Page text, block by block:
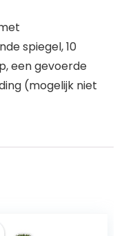
spiegel, 10
een gevoerde
(mogelijk niet